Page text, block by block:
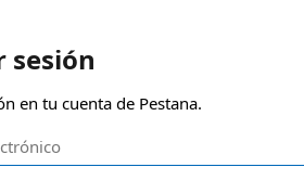
sesión
en tu cuenta de Pestana.